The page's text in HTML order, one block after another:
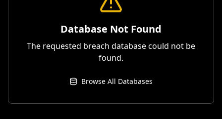
Database Not Found
The requested breach database could not be
found.
Browse All Databases